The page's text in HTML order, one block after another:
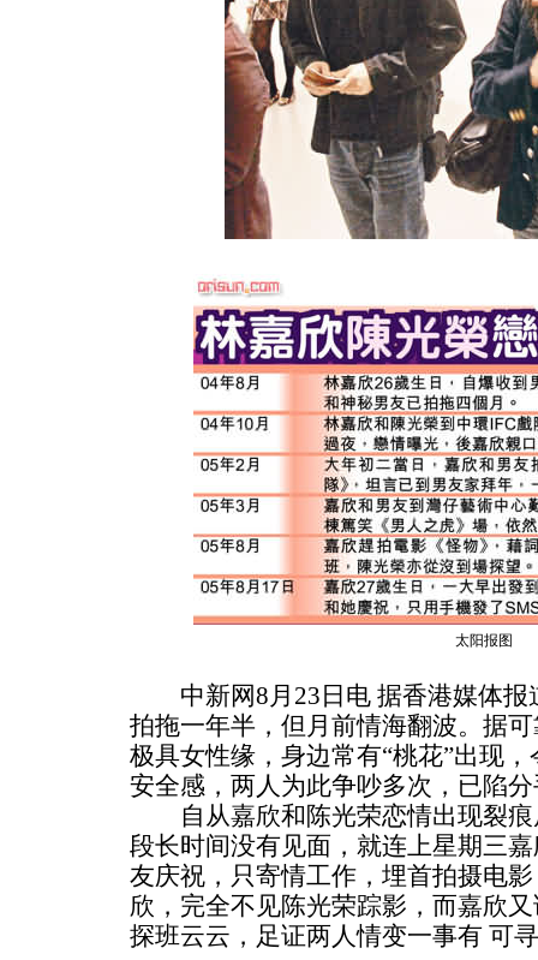
太阳报图
中新网8月23日电 据香港媒体报
拍拖一年半，但月前情海翻波。据
极具女性缘，身边常有“桃花”出现
安全感，两人为此争吵多次，已陷
自从嘉欣和陈光荣恋情出现裂痕
段长时间没有见面，就连上星期三
友庆祝，只寄情工作，埋首拍摄电
欣，完全不见陈光荣踪影，而嘉欣
探班云云，足证两人情变一事有 可